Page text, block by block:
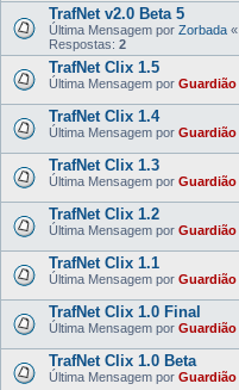
TrafNet v2.0 Beta 5
Última Mensagem por Zorbada «
Respostas: 2
TrafNet Clix 1.5
Última Mensagem por Guardião
TrafNet Clix 1.4
Última Mensagem por Guardião
TrafNet Clix 1.3
Última Mensagem por Guardião
TrafNet Clix 1.2
Última Mensagem por Guardião
TrafNet Clix 1.1
Última Mensagem por Guardião
TrafNet Clix 1.0 Final
Última Mensagem por Guardião
TrafNet Clix 1.0 Beta
Última Mensagem por Guardião